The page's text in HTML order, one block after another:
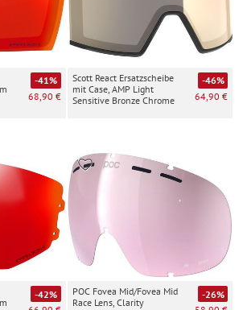
-41%
68,90 €
Scott React Ersatzscheibe
mit Case, AMP Light
Sensitive Bronze Chrome
-46%
64,90 €
-42%
POC Fovea Mid/Fovea Mid
Race Lens, Clarity
-26%